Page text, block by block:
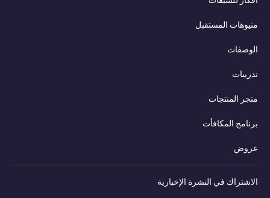
منيوهات المستقبل
الوصفات
تدريبات
متجر المنتجات
برنامج المكافأت
عروض
الاشتراك في النشرة الإخبارية